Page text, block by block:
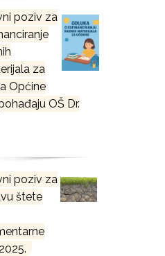
poziv za
za
Općine
OŠ Dr.
poziv za
štete